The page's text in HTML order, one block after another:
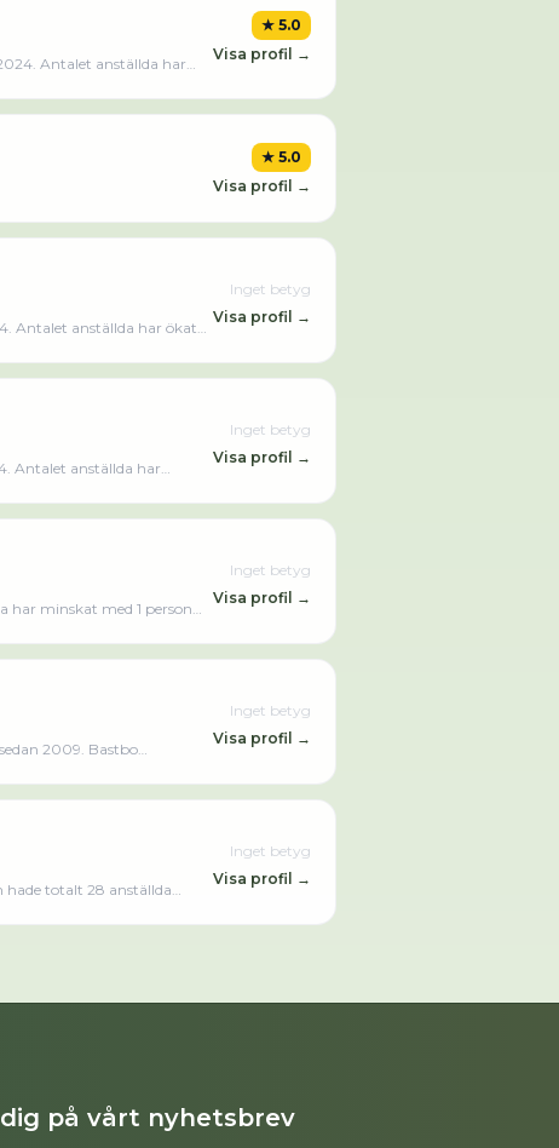
Antalet anställda har
mindre
★ 5.0
Visa profil →
★ 5.0
Visa profil →
Antalet anställda har ökat
Inget betyg
Visa profil →
Antalet anställda har
Inget betyg
Visa profil →
har minskat med 1 person
Inget betyg
Visa profil →
2009. Bastbo
Inget betyg
Visa profil →
totalt 28 anställda
(2024).Läs merLäs mindre
Inget betyg
Visa profil →
på vårt nyhetsbrev